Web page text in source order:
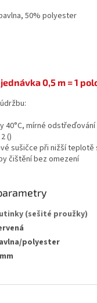
50% polyester
0,5 m = 1
40°C, mírné odstřeďování
()
sušičce při nižší teplotě
čištění bez omezení
(sešité proužky)
polyester